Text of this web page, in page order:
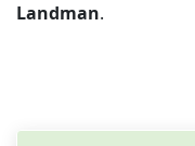
Landman.